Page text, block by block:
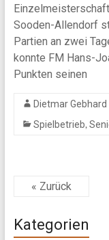
Sooden-Allendorf
Partien an zwei
konnte FM Hans-
Punkten seinen
Dietmar Gebhard
Spielbetrieb,
« Zurück
Kategorien